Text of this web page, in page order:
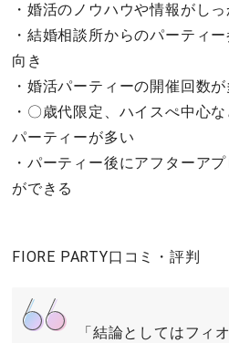
・婚活のノウハウや情報がし
・結婚相談所からのパーティ
向き
・婚活パーティーの開催回数
・〇歳代限定、ハイスぺ中心
パーティーが多い
・パーティー後にアフターア
ができる
FIORE PARTY口コミ・評判
「結論としてはフィ